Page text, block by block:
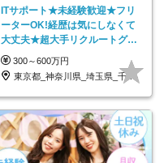
ITサポート★未経験歓迎★フリ
ーターOK!経歴は気にしなくて
大丈夫★超大手リクルートグル
ープの正社員/sg
300～600万円
東京都_神奈川県_埼玉県_千葉県_大阪府…